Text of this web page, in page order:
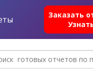
Заказать